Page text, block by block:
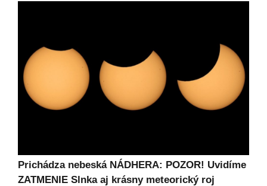
Prichádza nebeská NÁDHERA: POZOR! Uvidíme
ZATMENIE Slnka aj krásny meteorický roj